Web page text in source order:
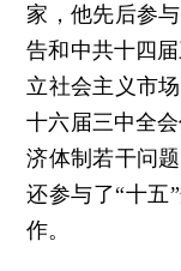
家，他先后参
告和中共十四
立社会主义市
十六届三中全
济体制若干问
还参与了“十五
作。